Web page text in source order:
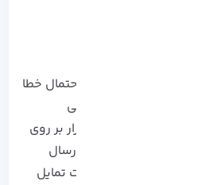
فعالیت های گروهی احتمال خطا
اگر کاربرانی را می
نصب این نرم افزار بر روی
را به آن ها نیز ارسال
ممنونیم، در صورت تمایل